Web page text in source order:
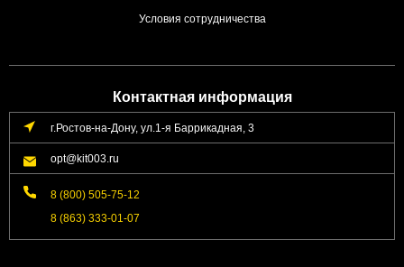
Условия сотрудничества
Контактная информация
г.Ростов-на-Дону, ул.1-я Баррикадная, 3
opt@kit003.ru
8 (800) 505-75-12
8 (863) 333-01-07